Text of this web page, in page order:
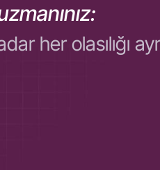
her olasılığı